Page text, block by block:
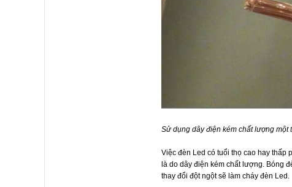
Sử dụng dây điện kém chất lượng
Việc đèn Led có tuổi thọ cao hay thấp
là do dây điện kém chất lượng. Bóng
thay đổi đột ngột sẽ làm cháy đèn Led.